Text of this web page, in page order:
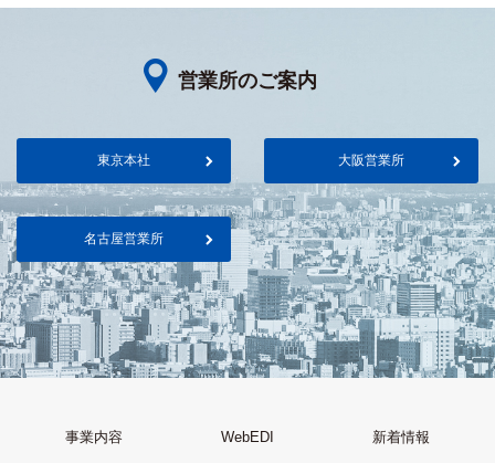
営業所のご案内
東京本社 大阪営業所
名古屋営業所
事業内容 WebEDI 新着情報